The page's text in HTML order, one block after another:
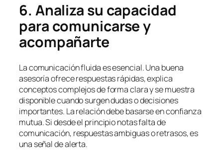
6. Analiza su capacidad
para comunicarse y
acompañarte
La comunicación fluida es esencial. Una buena
asesoría ofrece respuestas rápidas, explica
conceptos complejos de forma clara y se muestra
disponible cuando surgen dudas o decisiones
importantes. La relación debe basarse en confianza
mutua. Si desde el principio notas falta de
comunicación, respuestas ambiguas o retrasos, es
una señal de alerta.